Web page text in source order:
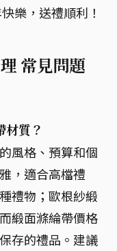
樂，送禮順利！
常見問題
材質？
風格、預算和個
，適合高檔禮
禮物；歐根紗緞
緞面滌綸帶價格
存的禮品。建議